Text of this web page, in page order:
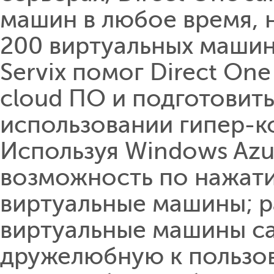
машин в любое время,
200 виртуальных
Servix помог Direct
cloud ПО и
использовании гипер-
Используя Windows
возможность по
виртуальные машины;
виртуальные машины
дружелюбную к